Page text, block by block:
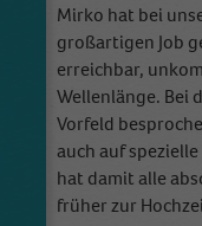
Mirko hat bei
großartigen Job
erreichbar,
Wellenlänge. Bei
Vorfeld
auch auf
hat damit alle
früher zur